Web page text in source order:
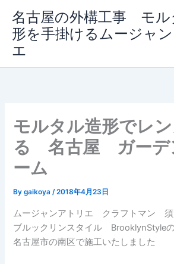
名古屋の外構工事 モル
形を手掛けるムージャ
エ
モルタル造形でレ
る 名古屋 ガーデ
ーム
Bygaikoya/2018年4月23日
ムージャンアトリエ クラフトマン 須
ブルックリンスタイル BrooklynStyle
名古屋市の南区で施工いたしました